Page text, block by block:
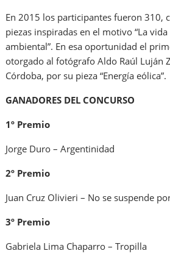
En 2015 los participantes fueron 310,
piezas inspiradas en el motivo “La
ambiental”. En esa oportunidad el
otorgado al fotógrafo Aldo Raúl Luján
Córdoba, por su pieza “Energía eólica”.
GANADORES DEL CONCURSO
1º Premio
Jorge Duro – Argentinidad
2º Premio
Juan Cruz Olivieri – No se suspende
3º Premio
Gabriela Lima Chaparro – Tropilla